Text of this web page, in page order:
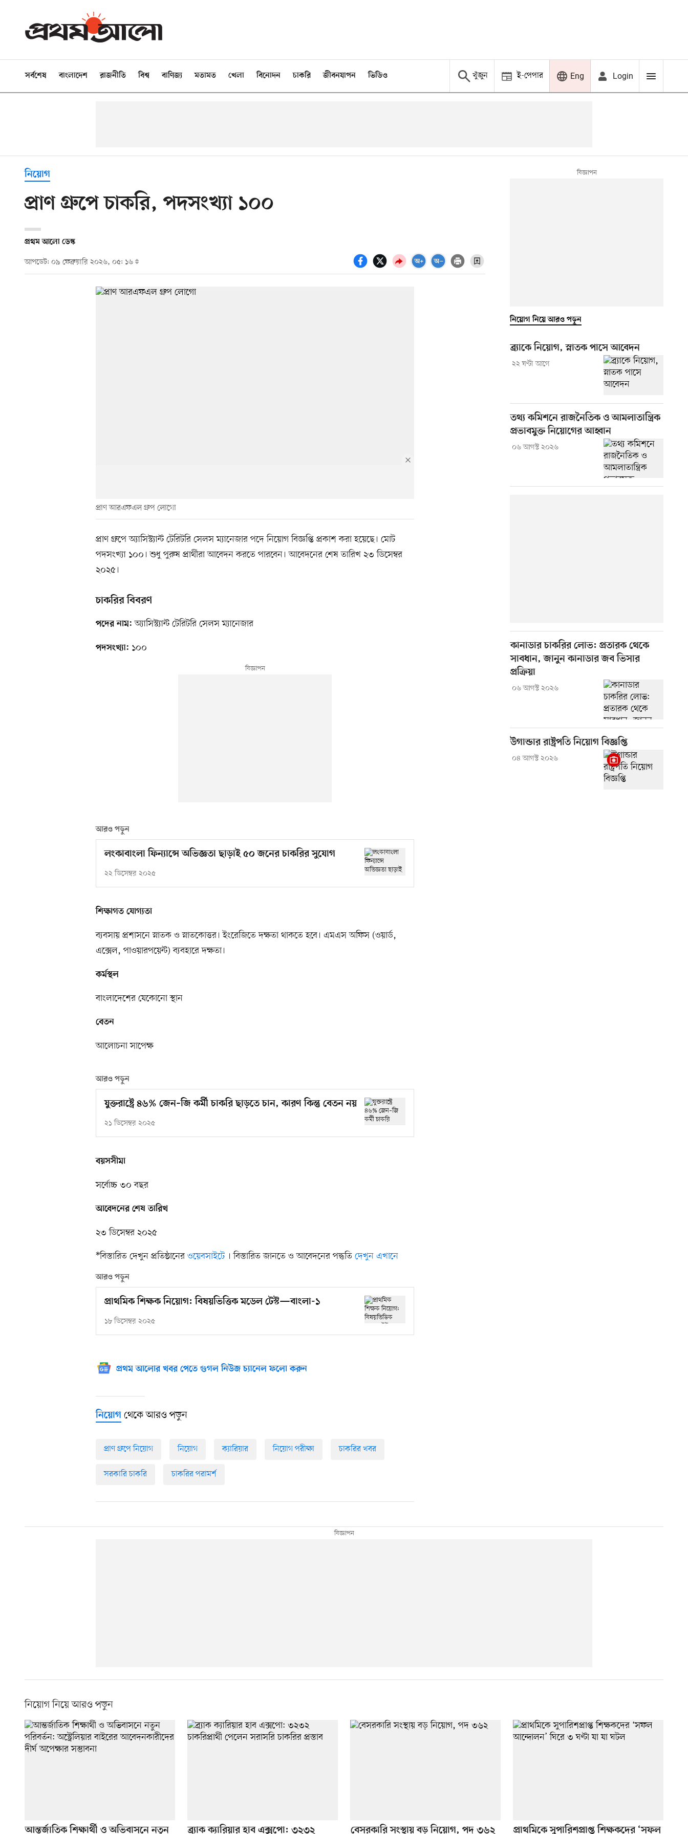
সর্বশেষ বাংলাদেশ রাজনীতি বিশ্ব বাণিজ্য মতামত খেলা বিনোদন চাকরি জীবনযাপন ভিডিও খুঁজুন ই-পেপার Eng Login
নিয়োগ
প্রাণ গ্রুপে চাকরি, পদসংখ্যা ১০০
প্রথম আলো ডেস্ক
আপডেট: ০৯ ফেব্রুয়ারি ২০২৬, ০৫: ১৬
প্রাণ আরএফএল গ্রুপ লোগো
প্রাণ গ্রুপে অ্যাসিস্ট্যান্ট টেরিটরি সেলস ম্যানেজার পদে নিয়োগ বিজ্ঞপ্তি প্রকাশ করা হয়েছে। মোট
পদসংখ্যা ১০০। শুধু পুরুষ প্রার্থীরা আবেদন করতে পারবেন। আবেদনের শেষ তারিখ ২৩ ডিসেম্বর
২০২৫।
চাকরির বিবরণ
পদের নাম: অ্যাসিস্ট্যান্ট টেরিটরি সেলস ম্যানেজার
পদসংখ্যা: ১০০
আরও পড়ুন
লংকাবাংলা ফিন্যান্সে অভিজ্ঞতা ছাড়াই ৫০ জনের চাকরির সুযোগ
২২ ডিসেম্বর ২০২৫
শিক্ষাগত যোগ্যতা
ব্যবসায় প্রশাসনে স্নাতক ও স্নাতকোত্তর। ইংরেজিতে দক্ষতা থাকতে হবে। এমএস অফিস (ওয়ার্ড,
এক্সেল, পাওয়ারপয়েন্ট) ব্যবহারে দক্ষতা।
কর্মস্থল
বাংলাদেশের যেকোনো স্থান
বেতন
আলোচনা সাপেক্ষ
আরও পড়ুন
যুক্তরাষ্ট্রে ৪৬% জেন–জি কর্মী চাকরি ছাড়তে চান, কারণ কিন্তু বেতন নয়
২১ ডিসেম্বর ২০২৫
বয়সসীমা
সর্বোচ্চ ৩০ বছর
আবেদনের শেষ তারিখ
২৩ ডিসেম্বর ২০২৫
*বিস্তারিত দেখুন প্রতিষ্ঠানের ওয়েবসাইটে । বিস্তারিত জানতে ও আবেদনের পদ্ধতি দেখুন এখানে
আরও পড়ুন
প্রাথমিক শিক্ষক নিয়োগ: বিষয়ভিত্তিক মডেল টেস্ট—বাংলা-১
১৮ ডিসেম্বর ২০২৫
প্রথম আলোর খবর পেতে গুগল নিউজ চ্যানেল ফলো করুন
নিয়োগ থেকে আরও পড়ুন
প্রাণ গ্রুপে নিয়োগ নিয়োগ ক্যারিয়ার নিয়োগ পরীক্ষা চাকরির খবর
সরকারি চাকরি চাকরির পরামর্শ
নিয়োগ নিয়ে আরও পড়ুন
ব্র্যাকে নিয়োগ, স্নাতক পাসে আবেদন
২২ ঘণ্টা আগে
তথ্য কমিশনে রাজনৈতিক ও আমলাতান্ত্রিক
প্রভাবমুক্ত নিয়োগের আহ্বান
০৬ আগস্ট ২০২৬
কানাডার চাকরির লোভ: প্রতারক থেকে
সাবধান, জানুন কানাডার জব ভিসার
প্রক্রিয়া
০৬ আগস্ট ২০২৬
উগান্ডার রাষ্ট্রপতি নিয়োগ বিজ্ঞপ্তি
০৪ আগস্ট ২০২৬
নিয়োগ নিয়ে আরও পড়ুন
আন্তর্জাতিক শিক্ষার্থী ও অভিবাসনে নতুন ব্র্যাক ক্যারিয়ার হাব এক্সপো: ৩২৩২ বেসরকারি সংস্থায় বড় নিয়োগ, পদ ৩৬২ প্রাথমিকে সুপারিশপ্রাপ্ত শিক্ষকদের ‘সফল